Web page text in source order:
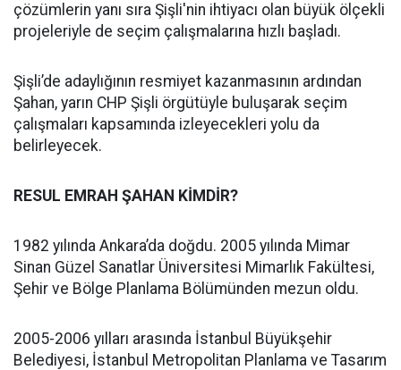
çözümlerin yanı sıra Şişli'nin ihtiyacı olan büyük ölçekli
projeleriyle de seçim çalışmalarına hızlı başladı.
Şişli’de adaylığının resmiyet kazanmasının ardından
Şahan, yarın CHP Şişli örgütüyle buluşarak seçim
çalışmaları kapsamında izleyecekleri yolu da
belirleyecek.
RESUL EMRAH ŞAHAN KİMDİR?
1982 yılında Ankara’da doğdu. 2005 yılında Mimar
Sinan Güzel Sanatlar Üniversitesi Mimarlık Fakültesi,
Şehir ve Bölge Planlama Bölümünden mezun oldu.
2005-2006 yılları arasında İstanbul Büyükşehir
Belediyesi, İstanbul Metropolitan Planlama ve Tasarım